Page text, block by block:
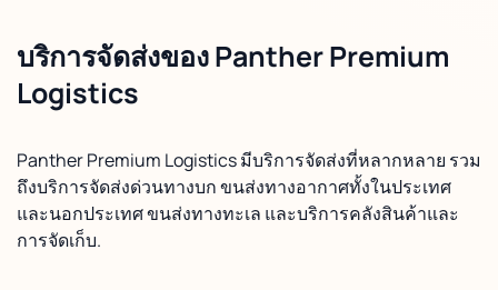
บริการจัดส่งของ Panther Premium
Logistics
Panther Premium Logistics มีบริการจัดส่งที่หลากหลาย รวม
ถึงบริการจัดส่งด่วนทางบก ขนส่งทางอากาศทั้งในประเทศ
และนอกประเทศ ขนส่งทางทะเล และบริการคลังสินค้าและ
การจัดเก็บ.